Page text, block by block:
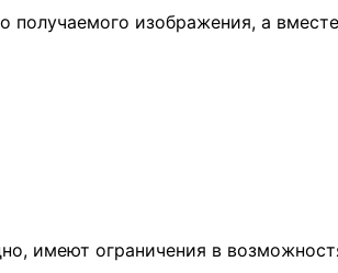
получаемого изображения, а
имеют ограничения в